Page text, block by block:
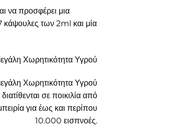
να προσφέρει μια
κάψουλες των 2ml και μία
Χωρητικότητα Υγρού
σε ποικιλία από
για έως και περίπου
10.000 εισπνοές.